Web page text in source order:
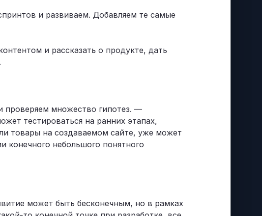
и развиваем. Добавляем те самые
и рассказать о продукте, дать
проверяем множество гипотез. —
тестироваться на ранних этапах,
товары на создаваемом сайте, уже может
конечного небольшого понятного
может быть бесконечным, но в рамках